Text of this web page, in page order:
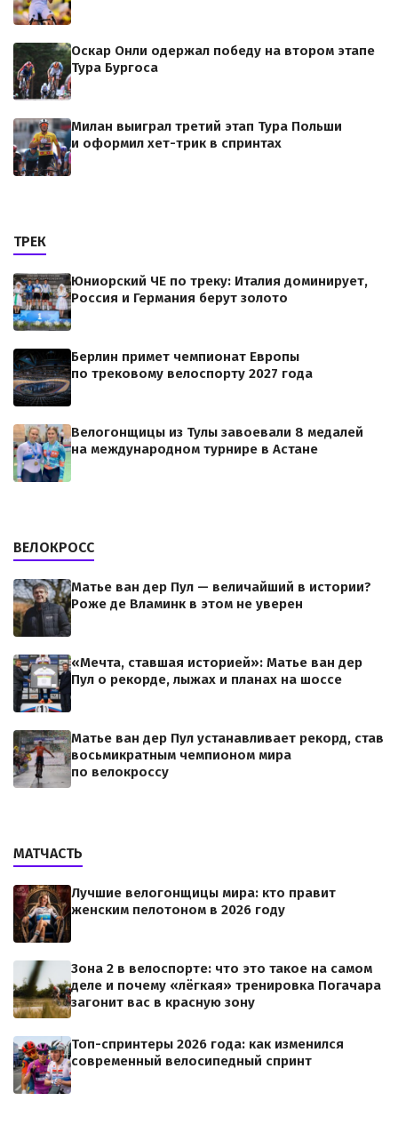
Оскар Онли одержал победу на втором этапе
Тура Бургоса
Милан выиграл третий этап Тура Польши
и оформил хет-трик в спринтах
ТРЕК
Юниорский ЧЕ по треку: Италия доминирует,
Россия и Германия берут золото
Берлин примет чемпионат Европы
по трековому велоспорту 2027 года
Велогонщицы из Тулы завоевали 8 медалей
на международном турнире в Астане
ВЕЛОКРОСС
Матье ван дер Пул — величайший в истории?
Роже де Вламинк в этом не уверен
«Мечта, ставшая историей»: Матье ван дер
Пул о рекорде, лыжах и планах на шоссе
Матье ван дер Пул устанавливает рекорд, став
восьмикратным чемпионом мира
по велокроссу
МАТЧАСТЬ
Лучшие велогонщицы мира: кто правит
женским пелотоном в 2026 году
Зона 2 в велоспорте: что это такое на самом
деле и почему «лёгкая» тренировка Погачара
загонит вас в красную зону
Топ-спринтеры 2026 года: как изменился
современный велосипедный спринт